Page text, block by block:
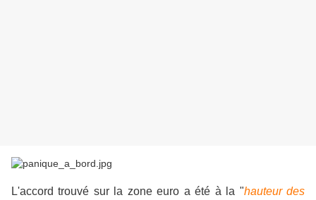
L'accord trouvé sur la zone euro a été à la "hauteur des